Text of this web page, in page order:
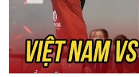
Thể thao
Bóng đá
Lịch thi đấu bóng đá
Thế giới thể thao
eSports
Hậu trường